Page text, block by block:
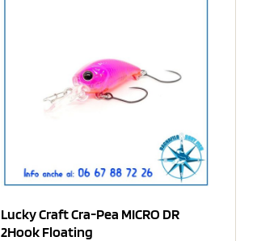
Lucky Craft Cra-Pea MICRO DR
2Hook Floating